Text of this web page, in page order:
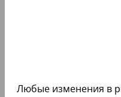
Любые изменения в